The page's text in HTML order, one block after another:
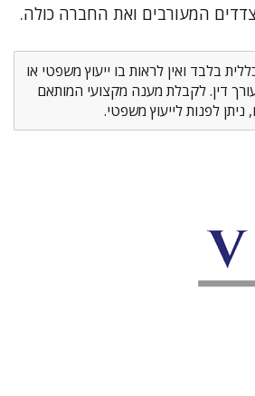
המעורבים ואת החברה כולה.
בלבד ואין לראות בו ייעוץ משפטי או
דין. לקבלת מענה מקצועי המותאם
לפנות לייעוץ משפטי.